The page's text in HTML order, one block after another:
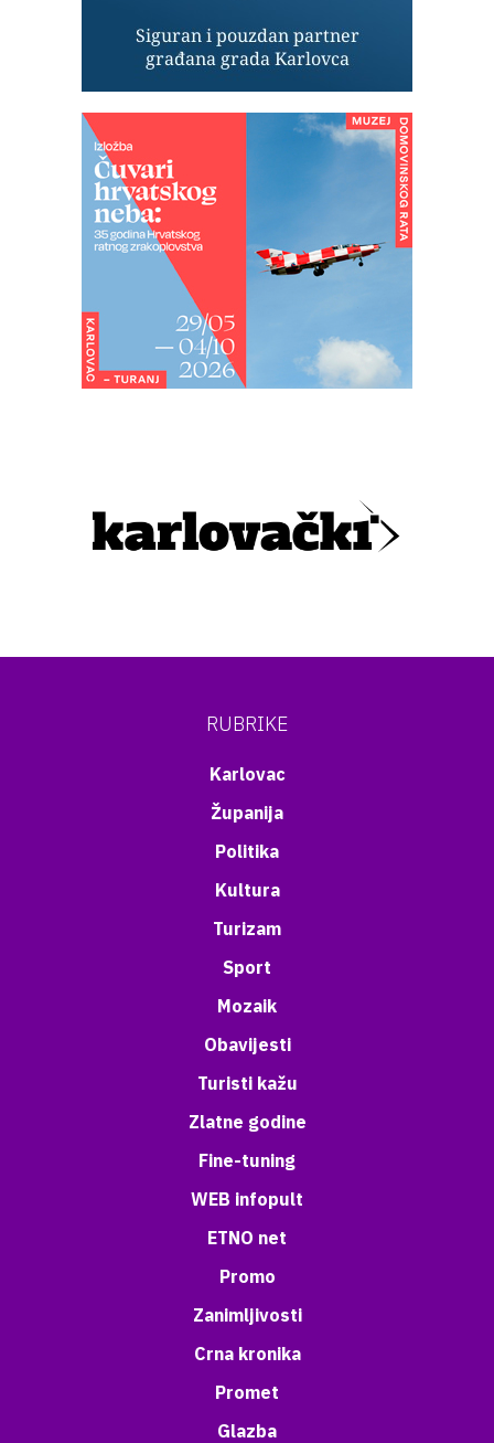
RUBRIKE
Karlovac
Županija
Politika
Kultura
Turizam
Sport
Mozaik
Obavijesti
Turisti kažu
Zlatne godine
Fine-tuning
WEB infopult
ETNO net
Promo
Zanimljivosti
Crna kronika
Promet
Glazba